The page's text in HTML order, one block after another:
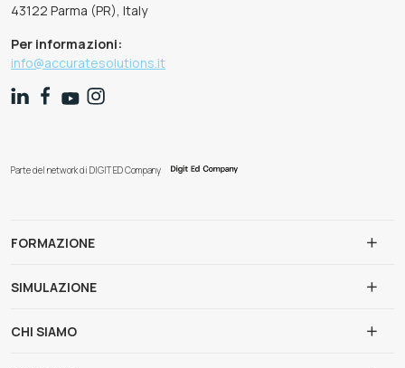
43122 Parma (PR), Italy
Per informazioni:
info@accuratesolutions.it
Parte del network di DIGIT ED Company
FORMAZIONE
SIMULAZIONE
CHI SIAMO